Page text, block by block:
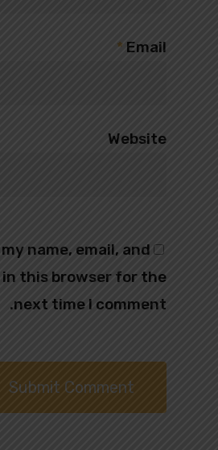
Email
*
Website
name, email, and
this browser for the
next time I comment.